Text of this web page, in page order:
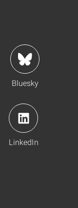
Bluesky
LinkedIn